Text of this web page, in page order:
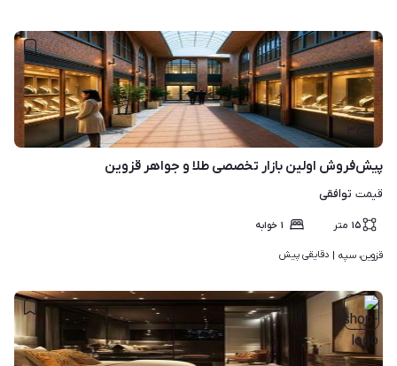
۳
پیش‌فروش اولین بازار تخصصی طلا و جواهر قزوین
قیمت توافقی
۱۵ متر ۱ خوابه
قزوین، سپه | دقایقی پیش